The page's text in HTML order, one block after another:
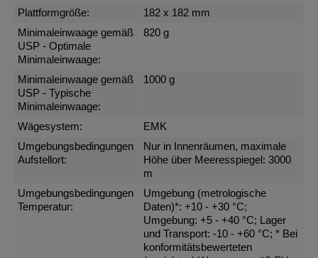
Plattformgröße:
182 x 182 mm
Minimaleinwaage gemäß
USP - Optimale
Minimaleinwaage:
820 g
Minimaleinwaage gemäß
USP - Typische
Minimaleinwaage:
1000 g
Wägesystem:
EMK
Umgebungsbedingungen
Aufstellort:
Nur in Innenräumen, maximale
Höhe über Meeresspiegel: 3000
m
Umgebungsbedingungen
Temperatur:
Umgebung (metrologische
Daten)*: +10 - +30 °C;
Umgebung: +5 - +40 °C; Lager
und Transport: -10 - +60 °C; * Bei
konformitätsbewerteten